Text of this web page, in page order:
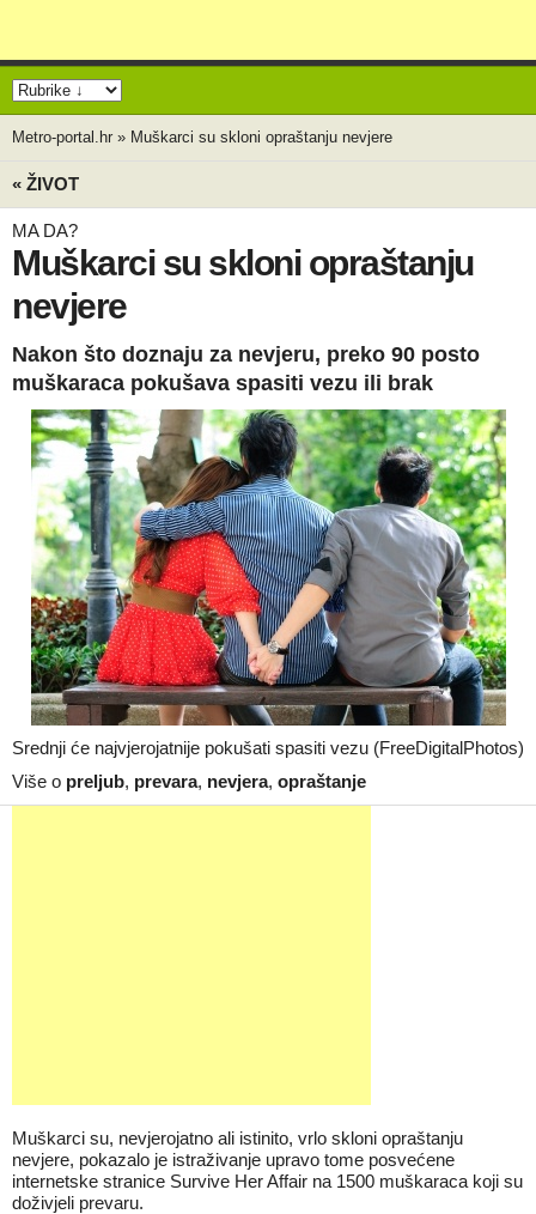
Metro-portal.hr » Muškarci su skloni opraštanju nevjere
« ŽIVOT
MA DA?
Muškarci su skloni opraštanju
nevjere
Nakon što doznaju za nevjeru, preko 90 posto
muškaraca pokušava spasiti vezu ili brak
Srednji će najvjerojatnije pokušati spasiti vezu (FreeDigitalPhotos)
Više o preljub, prevara, nevjera, opraštanje
Muškarci su, nevjerojatno ali istinito, vrlo skloni opraštanju
nevjere, pokazalo je istraživanje upravo tome posvećene
internetske stranice Survive Her Affair na 1500 muškaraca koji su
doživjeli prevaru.